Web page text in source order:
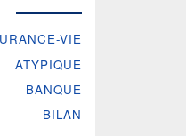
VIE
ATYPIQUE
BANQUE
BILAN